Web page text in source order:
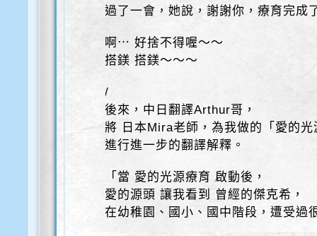
過了一會，她說，謝謝你，療育完成
啊⋯ 好捨不得喔～～
搭鎂 搭鎂～～～
/
後來，中日翻譯Arthur哥，
將 日本Mira老師，為我做的「愛的光
進行進一步的翻譯解釋。
「當 愛的光源療育 啟動後，
愛的源頭 讓我看到 曾經的傑克希，
在幼稚園、國小、國中階段，遭受